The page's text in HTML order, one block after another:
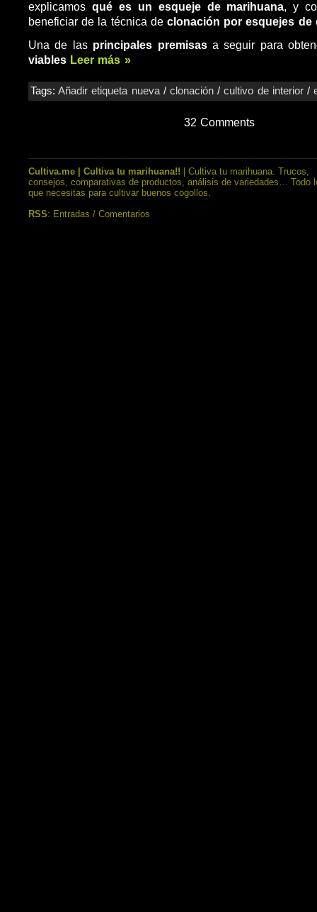
explicamos qué es un esqueje de marihuana, y
beneficiar de la técnica de clonación por esquejes de
Una de las principales premisasa seguir para
viables Leer más »
Tags:Añadir etiqueta nueva/clonación /cultivo de interior/
32 Comments
Cultiva.me | Cultiva tu marihuana!! | Cultiva tu marihuana. Trucos,
consejos, comparativas de productos, análisis de variedades… Todo
que necesitas para cultivar buenos cogollos.
RSS: Entradas / Comentarios